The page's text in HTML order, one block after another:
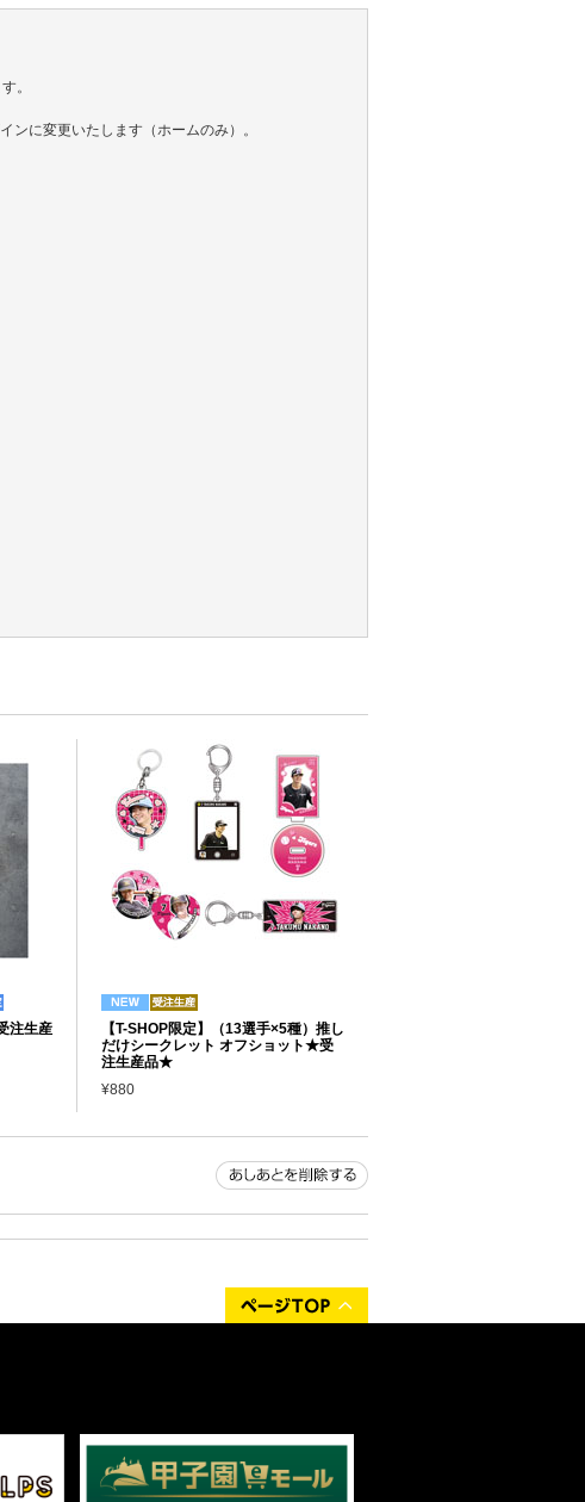
。
ンに変更いたします（ホームのみ）。
注生産
【T-SHOP限定】（13選手×5種）推し
だけシークレット オフショット★受
注生産品★
¥880